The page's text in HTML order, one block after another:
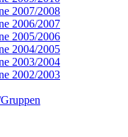
2007/2008
2006/2007
2005/2006
2004/2005
2003/2004
2002/2003